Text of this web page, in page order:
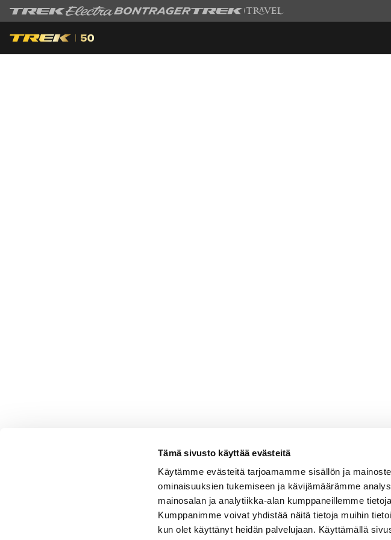
Tämä sivusto käyttää evästeitä
Käytämme evästeitä tarjoamamme sisällön ja
ominaisuuksien tukemiseen ja kävijämäärämme
mainosalan ja analytiikka-alan kumppaneillemme
Kumppanimme voivat yhdistää näitä tietoja muihin
kun olet käyttänyt heidän palvelujaan. Käyttämällä